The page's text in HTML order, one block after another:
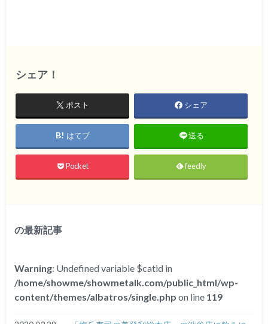
シェア！
ポスト シェア
はてブ 送る
Pocket feedly
の最新記事
Warning: Undefined variable $catid in
/home/showme/showmetalk.com/public_html/wp-
content/themes/albatros/single.php on line 119